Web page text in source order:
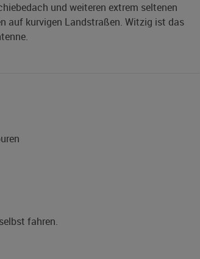
und weiteren extrem seltenen
auf kurvigen Landstraßen. Witzig ist das
fahren.